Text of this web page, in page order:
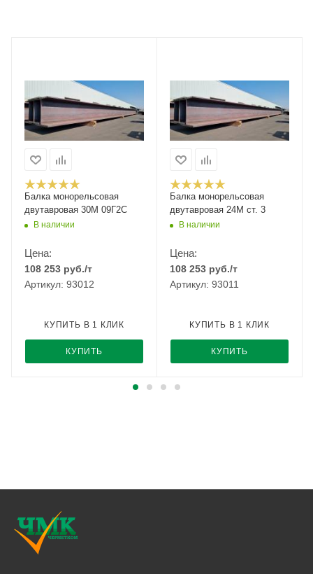
Балка монорельсовая
двутавровая 30М 09Г2С
В наличии
Цена:
108 253 руб./т
Артикул: 93012
КУПИТЬ
КУПИТЬ В 1 КЛИК
Балка монорельсовая
двутавровая 24М ст. 3
В наличии
Цена:
108 253 руб./т
Артикул: 93011
КУПИТЬ
КУПИТЬ В 1 КЛИК